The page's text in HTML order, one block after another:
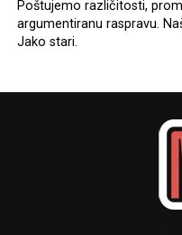
Poštujemo različitosti,
argumentiranu raspravu.
Jako stari.